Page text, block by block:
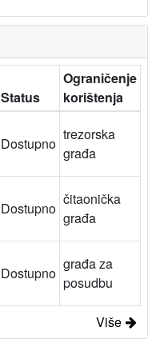
Status
Ograničenje
korištenja
Dostupno
trezorska
građa
Dostupno
čitaonička
građa
Dostupno
građa za
posudbu
Više